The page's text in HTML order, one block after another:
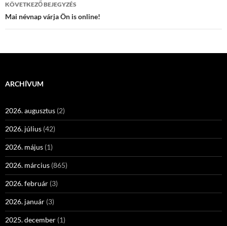
KÖVETKEZŐ BEJEGYZÉS
Mai névnap várja Ön is online!
ARCHÍVUM
2026. augusztus (2)
2026. július (42)
2026. május (1)
2026. március (865)
2026. február (3)
2026. január (3)
2025. december (1)